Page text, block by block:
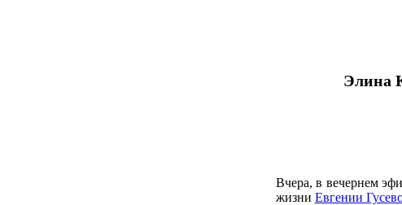
Элина
Вчера, в вечернем
жизни Евгении